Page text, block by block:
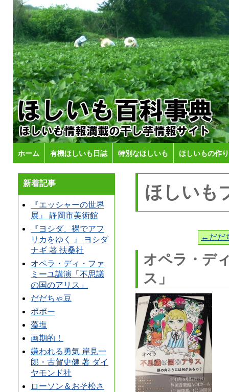
ホーム 有機ほしいも日誌 特別なほしいも ほしいもの作
新着記事
『エッシャーの世界
展』 静岡市美術館
『ヨシダ、裸でアフ
リカをゆく 』 ヨシダ
ナギ 著 扶桑社
オペラ・ディ・ファ
ミーユ講演「不思議
の国のアリス」
だだちゃ豆
ポポー
藻塩
画期的！
嫌われる勇気 岸見一
郎・古賀史健 著 ダイ
ヤモンド社
ローソン＆おそ松さ
ほしいも
←だだ
オペラ・デ
ス」